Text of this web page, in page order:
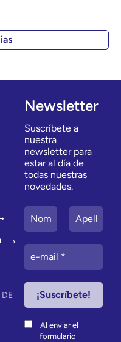
→
Newsletter
Suscríbete a
nuestra
newsletter para
estar al día de
todas nuestras
novedades.
Al enviar el
formulario